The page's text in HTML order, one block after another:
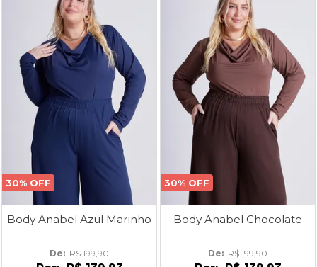
30% OFF
Body Anabel Azul Marinho
De: R$ 199,90
30% OFF
Body Anabel Chocolate
De: R$ 199,90